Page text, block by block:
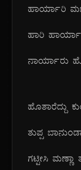
ಹಾರ್ಯಾರಿ
ಹಾರಿ
ನಾರ್ಯಾರು
ಹೊತಾರೆದ್ದು
ತುಪ್ಪ
ಗಟ್ಟೀಸಿ ಮಣ್ಣಾ